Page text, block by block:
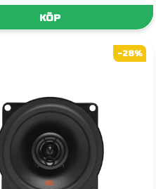
KÖP
-28%